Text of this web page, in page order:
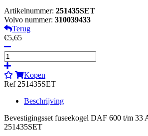
Artikelnummer: 251435SET
Volvo nummer: 310039433
Terug
€5,65
Kopen
Ref 251435SET
Beschrijving
Bevestigingsset fuseekogel DAF 600 t/m 33
251435SET